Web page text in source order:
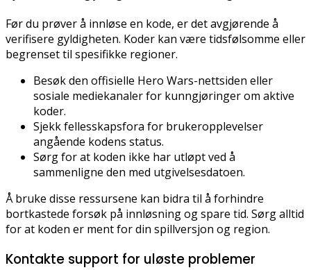
Før du prøver å innløse en kode, er det avgjørende å
verifisere gyldigheten. Koder kan være tidsfølsomme eller
begrenset til spesifikke regioner.
Besøk den offisielle Hero Wars-nettsiden eller
sosiale mediekanaler for kunngjøringer om aktive
koder.
Sjekk fellesskapsfora for brukeropplevelser
angående kodens status.
Sørg for at koden ikke har utløpt ved å
sammenligne den med utgivelsesdatoen.
Å bruke disse ressursene kan bidra til å forhindre
bortkastede forsøk på innløsning og spare tid. Sørg alltid
for at koden er ment for din spillversjon og region.
Kontakte support for uløste problemer